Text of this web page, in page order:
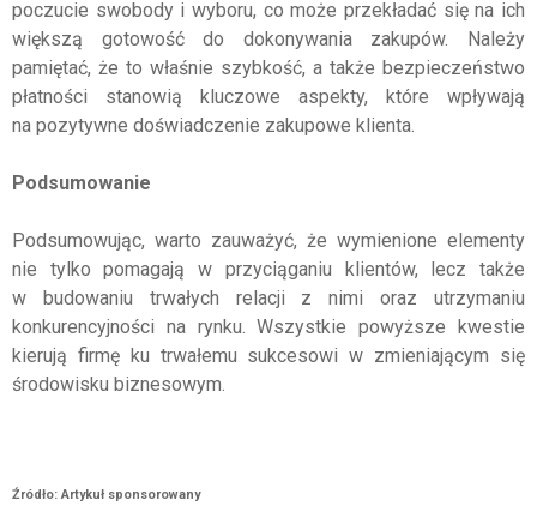
poczucie swobody i wyboru, co może przekładać się na ich
większą gotowość do dokonywania zakupów. Należy
pamiętać, że to właśnie szybkość, a także bezpieczeństwo
płatności stanowią kluczowe aspekty, które wpływają
na pozytywne doświadczenie zakupowe klienta.
Podsumowanie
Podsumowując, warto zauważyć, że wymienione elementy
nie tylko pomagają w przyciąganiu klientów, lecz także
w budowaniu trwałych relacji z nimi oraz utrzymaniu
konkurencyjności na rynku. Wszystkie powyższe kwestie
kierują firmę ku trwałemu sukcesowi w zmieniającym się
środowisku biznesowym.
Źródło: Artykuł sponsorowany